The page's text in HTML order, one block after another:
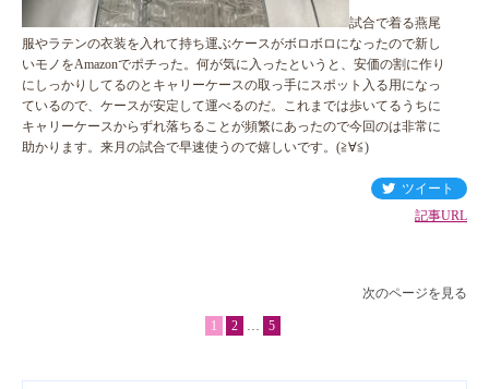
試合で着る燕尾
服やラテンの衣装を入れて持ち運ぶケースがボロボロになったので新し
いモノをAmazonでポチった。何が気に入ったというと、安価の割に作り
にしっかりしてるのとキャリーケースの取っ手にスポット入る用になっ
ているので、ケースが安定して運べるのだ。これまでは歩いてるうちに
キャリーケースからずれ落ちることが頻繁にあったので今回のは非常に
助かります。来月の試合で早速使うので嬉しいです。(≧∀≦)
ツイート
記事URL
1 2 5
次のページを見る